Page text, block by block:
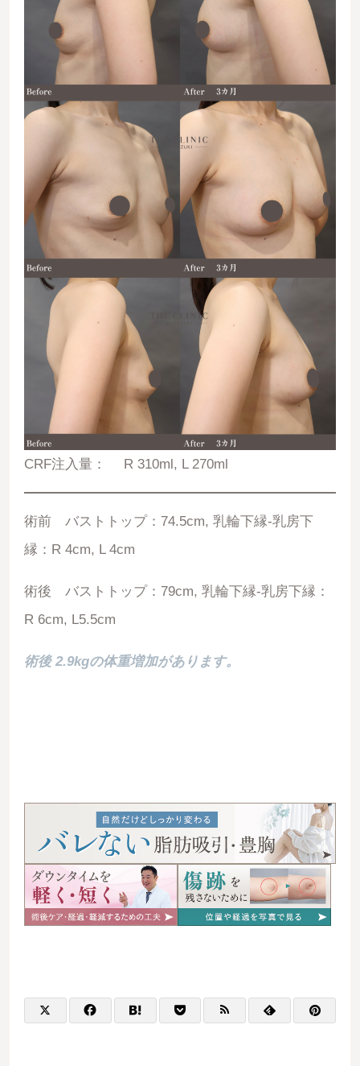
CRF注入量： R 310ml, L 270ml
術前 バストトップ：74.5cm, 乳輪下縁-乳房下
縁：R 4cm, L 4cm
術後 バストトップ：79cm, 乳輪下縁-乳房下縁：
R 6cm, L5.5cm
術後 2.9kgの体重増加があります。